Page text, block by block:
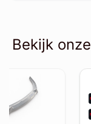
Bekijk onze